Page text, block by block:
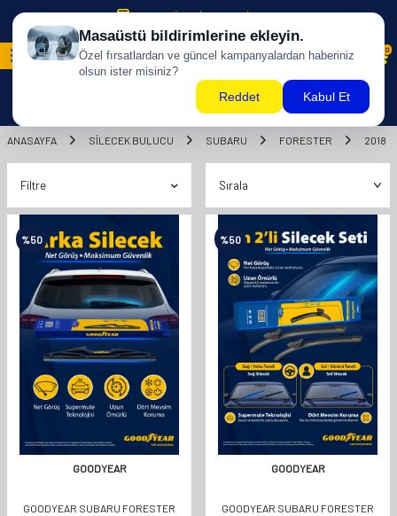
500 TL ÜZERİ KARGO BİZDEN !
0
ANASAYFA SILECEK BULUCU SUBARU FORESTER 2018
Filtre
%50
GOODYEAR
GOODYEAR SUBARU FORESTER
%50
GOODYEAR
GOODYEAR SUBARU FORESTER